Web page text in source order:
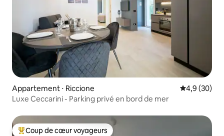
Appartement ⋅ Riccione Évaluation
4,9 (30)
Luxe Ceccarini - Parking privé en bord de mer
Coup de cœur voyageurs